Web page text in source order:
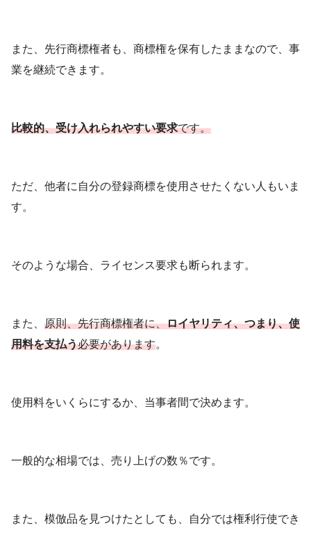
また、先行商標権者も、商標権を保有したままなので、事
業を継続できます。
比較的、受け入れられやすい要求です。
ただ、他者に自分の登録商標を使用させたくない人もいま
す。
そのような場合、ライセンス要求も断られます。
また、 原則、先行商標権者に、ロイヤリティ、つまり、使
用料を支払う必要があります。
使用料をいくらにするか、当事者間で決めます。
一般的な相場では、売り上げの数％です。
また、模倣品を見つけたとしても、自分では権利行使でき